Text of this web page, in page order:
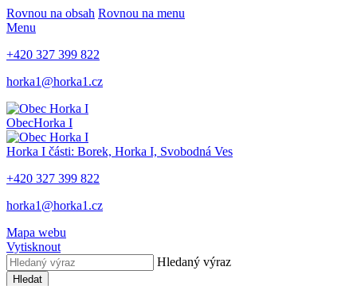
Rovnou na obsah Rovnou na menu
Menu
+420 327 399 822
horka1@horka1.cz
ObecHorka I
Horka I části: Borek, Horka I, Svobodná Ves
+420 327 399 822
horka1@horka1.cz
Mapa webu
Vytisknout
Hledaný výraz
Hledat